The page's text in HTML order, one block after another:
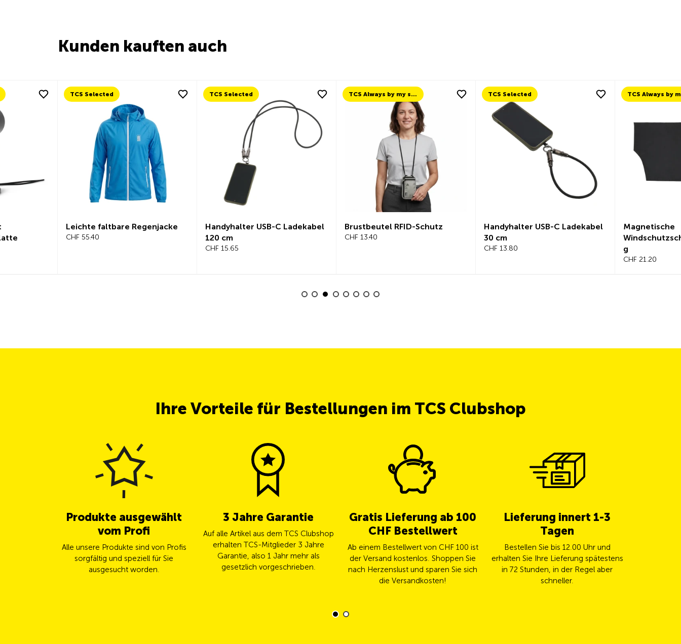
Kunden kauften auch
TCS Selected
Leichte faltbare Regenjacke
CHF 55.40
TCS Selected
Handyhalter USB-C Ladekabel
120 cm
CHF 15.65
TCS Always by my side
Brustbeutel RFID-Schutz
CHF 13.40
TCS Selected
Handyhalter USB-C Ladekabel
30 cm
CHF 13.80
Magnetische
g
CHF 21.20
Ihre Vorteile für Bestellungen im TCS Clubshop
Produkte ausgewählt
vom Profi
Alle unsere Produkte sind von Profis
sorgfältig und speziell für Sie
ausgesucht worden.
3 Jahre Garantie
Auf alle Artikel aus dem TCS Clubshop
erhalten TCS-Mitglieder 3 Jahre
Garantie, also 1 Jahr mehr als
gesetzlich vorgeschrieben.
Gratis Lieferung ab 100
CHF Bestellwert
Ab einem Bestellwert von CHF 100 ist
der Versand kostenlos. Shoppen Sie
nach Herzenslust und sparen Sie sich
die Versandkosten!
Lieferung innert 1-3
Tagen
Bestellen Sie bis 12.00 Uhr und
erhalten Sie Ihre Lieferung spätestens
in 72 Stunden, in der Regel aber
schneller.